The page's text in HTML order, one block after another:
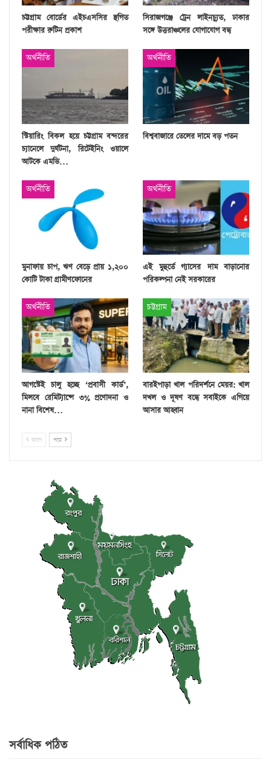
চট্টগ্রাম বোর্ডের এইচএসসির স্থগিত
পরীক্ষার রুটিন প্রকাশ
সিরাজগঞ্জে ট্রেন লাইনচ্যুত, ঢাকার
সঙ্গে উত্তরাঞ্চলের যোগাযোগ বন্ধ
অর্থনীতি
স্টিয়ারিং বিকল হয়ে চট্টগ্রাম বন্দরের
চ্যানেলে দুর্ঘটনা, রিটেইনিং ওয়ালে
আটকে এমভি…
অর্থনীতি
বিশ্ববাজারে তেলের দামে বড় পতন
অর্থনীতি
মুনাফায় চাপ, ঋণ বেড়ে প্রায় ১,২০০
কোটি টাকা গ্রামীণফোনের
অর্থনীতি
এই মুহুর্তে গ্যাসের দাম বাড়ানোর
পরিকল্পনা নেই সরকারের
অর্থনীতি
আগস্টেই চালু হচ্ছে ‘প্রবাসী কার্ড’,
মিলবে রেমিট্যান্সে ৩% প্রণোদনা ও
নানা বিশেষ…
চট্টগ্রাম
বারইপাড়া খাল পরিদর্শনে মেয়র: খাল
দখল ও দূষণ বন্ধে সবাইকে এগিয়ে
আসার আহ্বান
আগে পরে
সর্বাধিক পঠিত